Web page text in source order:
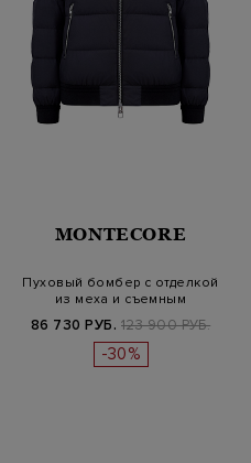
MONTECORE
Пуховый бомбер с отделкой
из меха и съемным
капюшоном
86 730 РУБ. 123 900 РУБ.
-30%